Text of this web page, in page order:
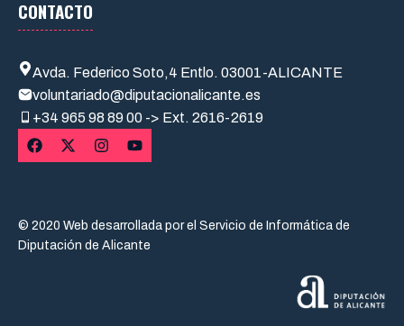
CONTACTO
Avda. Federico Soto,4 Entlo. 03001-ALICANTE
voluntariado@diputacionalicante.es
+34 965 98 89 00 -> Ext. 2616-2619
© 2020 Web desarrollada por el Servicio de Informática de
Diputación de Alicante